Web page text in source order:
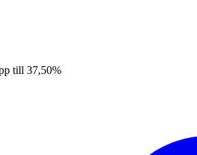
till 37,50%